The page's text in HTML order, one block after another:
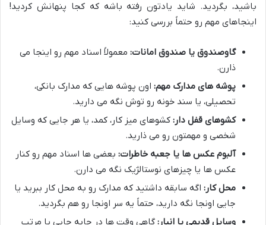
باشید، بگردید. شاید یادتون رفته باشه که کجا پنهانش کردید!
اینجاهای مهم رو حتماً بررسی کنید:
گاوصندوق یا صندوق امانات: معمولاً اسناد مهم رو اینجا می
ذارن.
پوشه های مدارک مهم: اون پوشه هایی که مدارک بانکی،
تحصیلی، یا سند خونه رو توش نگه می دارید.
کشوهای قفل دار: کشوهای میز کار، کمد، یا هر جایی که وسایل
شخصی و مهمتون رو می ذارید.
آلبوم عکس ها یا جعبه خاطرات: بعضی ها اسناد مهم رو کنار
عکس ها یا چیزهای نوستالژیک نگه می دارن.
محل کار: اگه سابقه داشتید که مدارک رو به محل کار ببرید یا
جایی اونجا نگه دارید، حتماً یه سر اونجا رو هم بگردید.
وسایل قدیمی یا انبار: گاهی وقت ها در جابه جایی یا مرتب